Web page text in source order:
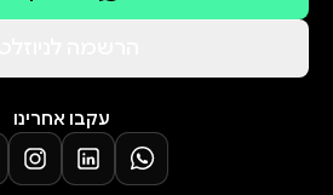
עקבו אחרינו